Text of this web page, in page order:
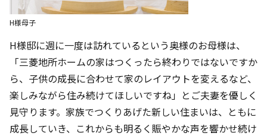
H様母子
H様邸に週に一度は訪れているという奥様のお母様は、
「三菱地所ホームの家はつくったら終わりではないですか
ら、子供の成長に合わせて家のレイアウトを変えるなど、
楽しみながら住み続けてほしいですね」とご夫妻を優しく
見守ります。家族でつくりあげた新しい住まいは、ともに
成長していき、これからも明るく賑やかな声を響かせ続け